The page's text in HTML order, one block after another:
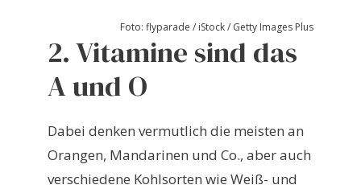
Foto: flyparade / iStock / Getty Images Plus
2. Vitamine sind das
A und O
Dabei denken vermutlich die meisten an
Orangen, Mandarinen und Co., aber auch
verschiedene Kohlsorten wie Weiß- und